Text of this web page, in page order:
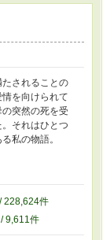
されることの
を向けられて
突然の死を受
それはひとつ
私の物語。
228,624件
9,611件